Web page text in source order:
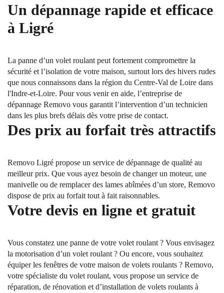
Un dépannage rapide et efficace
à Ligré
La panne d’un volet roulant peut fortement compromettre la
sécurité et l’isolation de votre maison, surtout lors des hivers rudes
que nous connaissons dans la région du Centre-Val de Loire dans
l'Indre-et-Loire. Pour vous venir en aide, l’entreprise de
dépannage Removo vous garantit l’intervention d’un technicien
dans les plus brefs délais dès votre prise de contact.
Des prix au forfait très attractifs
Removo Ligré propose un service de dépannage de qualité au
meilleur prix. Que vous ayez besoin de changer un moteur, une
manivelle ou de remplacer des lames abîmées d’un store, Removo
dispose de prix au forfait tout à fait raisonnables.
Votre devis en ligne et gratuit
Vous constatez une panne de votre volet roulant ? Vous envisagez
la motorisation d’un volet roulant ? Ou encore, vous souhaitez
équiper les fenêtres de votre maison de volets roulants ? Removo,
votre spécialiste du volet roulant, vous propose un service de
réparation, de rénovation et d’installation de volets roulants à